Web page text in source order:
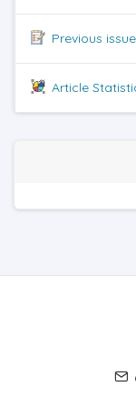
Previous
Article